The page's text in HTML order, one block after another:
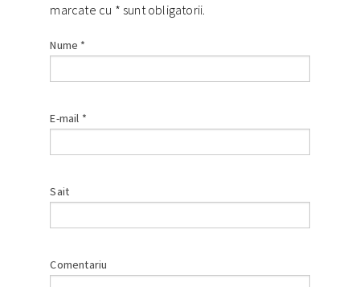
marcate cu * sunt obligatorii.
Nume *
E-mail *
Sait
Comentariu